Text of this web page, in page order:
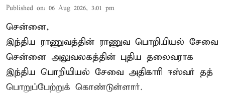
Published on: 06 Aug 2026, 3:01 pm
சென்னை,
இந்திய ராணுவத்தின் ராணுவ பொறியியல் சேவை
சென்னை அலுவலகத்தின் புதிய தலைவராக
இந்திய பொறியியல் சேவை அதிகாரி ஈஸ்வர் தத்
பொறுப்பேற்றுக் கொண்டுள்ளார்.